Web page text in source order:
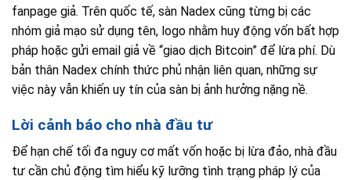
fanpage giả. Trên quốc tế, sàn Nadex cũng từng bị các
nhóm giả mạo sử dụng tên, logo nhằm huy động vốn bất hợp
pháp hoặc gửi email giả về “giao dịch Bitcoin” để lừa phí. Dù
bản thân Nadex chính thức phủ nhận liên quan, những sự
việc này vẫn khiến uy tín của sàn bị ảnh hưởng nặng nề.
Lời cảnh báo cho nhà đầu tư
Để hạn chế tối đa nguy cơ mất vốn hoặc bị lừa đảo, nhà đầu
tư cần chủ động tìm hiểu kỹ lưỡng tình trạng pháp lý của